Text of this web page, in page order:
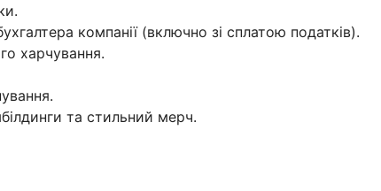
компанії (включно зі сплатою податків).
харчування.
та стильний мерч.